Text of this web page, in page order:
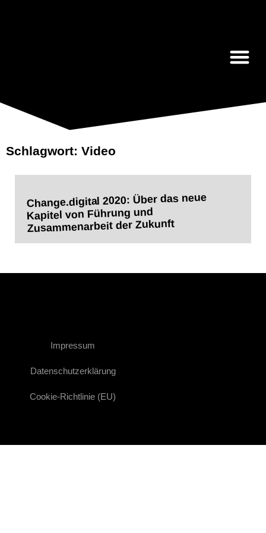
Schlagwort: Video
Change.digital 2020: Über das neue
Kapitel von Führung und
Zusammenarbeit der Zukunft
Impressum
Datenschutzerklärung
Cookie-Richtlinie (EU)